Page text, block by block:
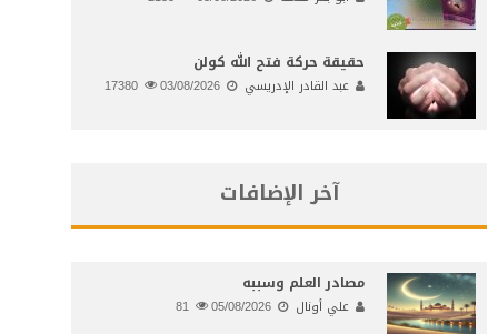
حقيقة حركة فتح الله كولن
عبد القادر الإدريسي 03/08/2026
آخر الإضافات
مصادر العلم وسببه
علي أونال 05/08/2026